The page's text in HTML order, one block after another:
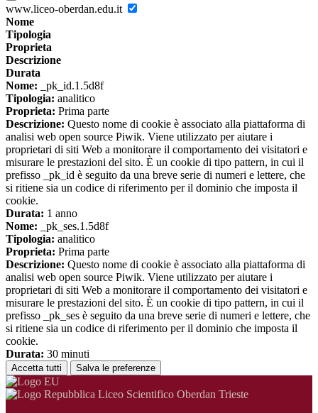
www.liceo-oberdan.edu.it
Nome
Tipologia
Proprieta
Descrizione
Durata
Nome: _pk_id.1.5d8f
Tipologia: analitico
Proprieta: Prima parte
Descrizione: Questo nome di cookie è associato alla piattaforma di
analisi web open source Piwik. Viene utilizzato per aiutare i
proprietari di siti Web a monitorare il comportamento dei visitatori e
misurare le prestazioni del sito. È un cookie di tipo pattern, in cui il
prefisso _pk_id è seguito da una breve serie di numeri e lettere, che
si ritiene sia un codice di riferimento per il dominio che imposta il
cookie.
Durata: 1 anno
Nome: _pk_ses.1.5d8f
Tipologia: analitico
Proprieta: Prima parte
Descrizione: Questo nome di cookie è associato alla piattaforma di
analisi web open source Piwik. Viene utilizzato per aiutare i
proprietari di siti Web a monitorare il comportamento dei visitatori e
misurare le prestazioni del sito. È un cookie di tipo pattern, in cui il
prefisso _pk_ses è seguito da una breve serie di numeri e lettere, che
si ritiene sia un codice di riferimento per il dominio che imposta il
cookie.
Durata: 30 minuti
Accetta tutti Salva le preferenze
Liceo Scientifico Oberdan Trieste